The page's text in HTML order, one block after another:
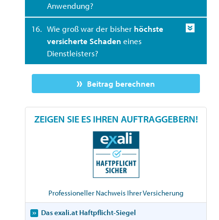
Anwendung?
16. Wie groß war der bisher höchste
versicherte Schaden eines
Dienstleisters?
Beitrag berechnen
ZEIGEN SIE ES IHREN AUFTRAGGEBERN!
Professioneller Nachweis Ihrer Versicherung
Das exali.at Haftpflicht-Siegel